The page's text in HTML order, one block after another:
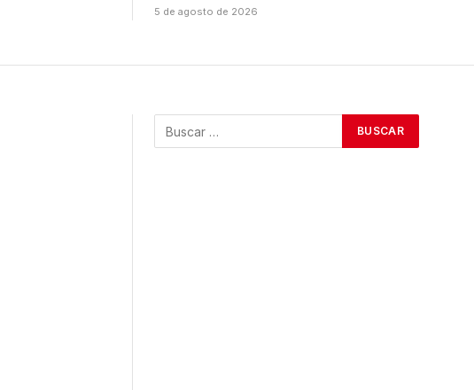
5 de agosto de 2026